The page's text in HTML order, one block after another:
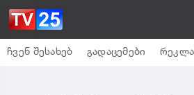
ჩვენ შესახებ გადაცემები